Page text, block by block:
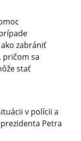
zabrániť
pričom sa
stať
v polícii a
Petra